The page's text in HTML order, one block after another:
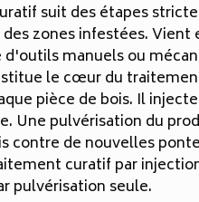
suit des étapes
zones infestées.
d'outils manuels ou
le cœur du
pièce de bois. Il
Une pulvérisation du
contre de nouvelles
curatif par
pulvérisation seule.